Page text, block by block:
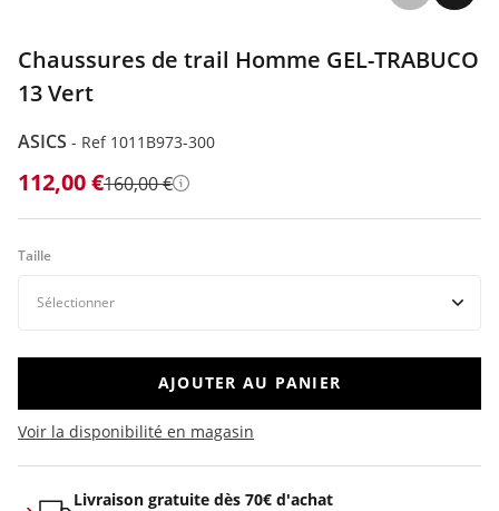
Chaussures de trail Homme GEL-TRABUCO
13 Vert
ASICS - Ref 1011B973-300
112,00 €160,00 € Détails
Taille
AJOUTER AU PANIER
Voir la disponibilité en magasin
Livraison gratuite dès 70€ d'achat